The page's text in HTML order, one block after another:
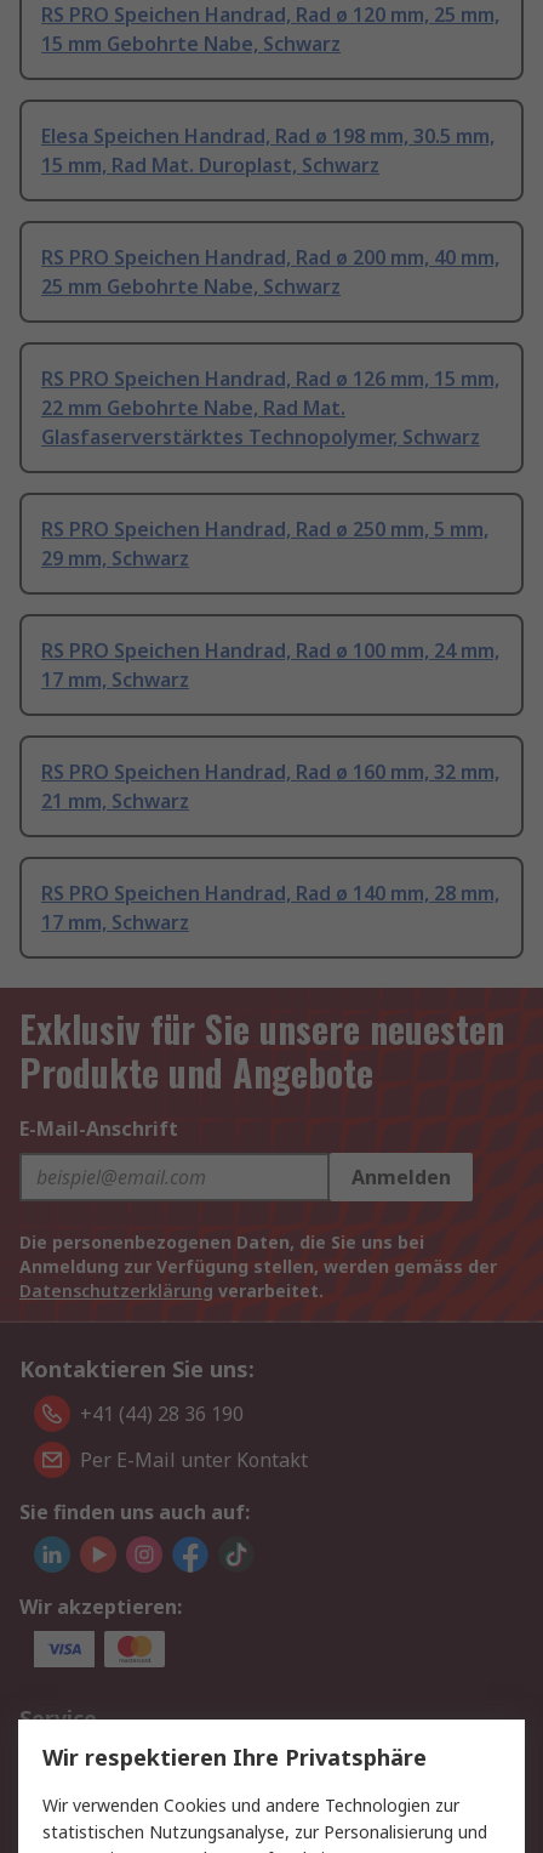
RS PRO Speichen Handrad, Rad ø 120 mm, 25 mm,
15 mm Gebohrte Nabe, Schwarz
Elesa Speichen Handrad, Rad ø 198 mm, 30.5 mm,
15 mm, Rad Mat. Duroplast, Schwarz
RS PRO Speichen Handrad, Rad ø 200 mm, 40 mm,
25 mm Gebohrte Nabe, Schwarz
RS PRO Speichen Handrad, Rad ø 126 mm, 15 mm,
22 mm Gebohrte Nabe, Rad Mat.
Glasfaserverstärktes Technopolymer, Schwarz
RS PRO Speichen Handrad, Rad ø 250 mm, 5 mm,
29 mm, Schwarz
RS PRO Speichen Handrad, Rad ø 100 mm, 24 mm,
17 mm, Schwarz
RS PRO Speichen Handrad, Rad ø 160 mm, 32 mm,
21 mm, Schwarz
RS PRO Speichen Handrad, Rad ø 140 mm, 28 mm,
17 mm, Schwarz
Exklusiv für Sie unsere neuesten
Produkte und Angebote
E-Mail-Anschrift
Anmelden
Die personenbezogenen Daten, die Sie uns bei
Anmeldung zur Verfügung stellen, werden gemäss der
Datenschutzerklärung verarbeitet.
Kontaktieren Sie uns:
+41 (44) 28 36 190
Per E-Mail unter Kontakt
Sie finden uns auch auf:
Wir akzeptieren:
Service
Value Added Services
Lieferlösungen
Rücksendungen
Kontakt
Hilfe
Wir respektieren Ihre Privatsphäre
Wir verwenden Cookies und andere Technologien zur
statistischen Nutzungsanalyse, zur Personalisierung und